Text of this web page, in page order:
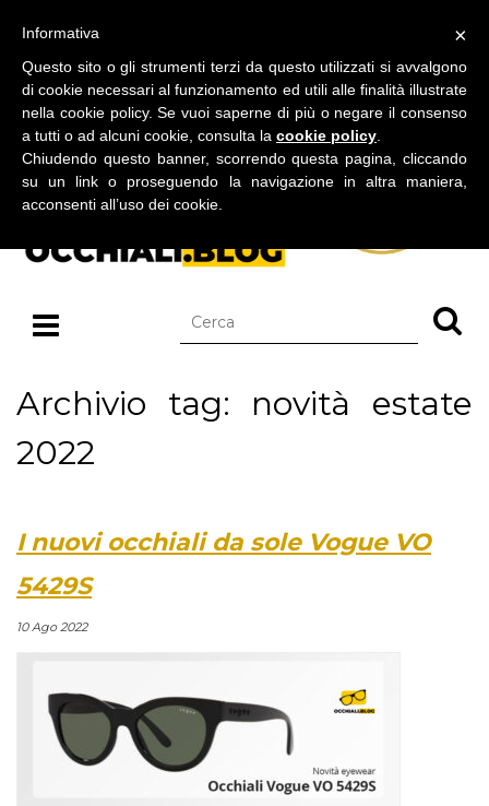
BLOG SU OCCHIALI DA SOLE E OCCHIALI DA VISTA
Archivio tag: novità estate
2022
I nuovi occhiali da sole Vogue VO
5429S
10 Ago 2022
×
Informativa
Questo sito o gli strumenti terzi da questo utilizzati si avvalgono
di cookie necessari al funzionamento ed utili alle finalità illustrate
nella cookie policy. Se vuoi saperne di più o negare il consenso
a tutti o ad alcuni cookie, consulta la cookie policy
Chiudendo questo banner, scorrendo questa pagina, cliccando
su un link o proseguendo la navigazione in altra maniera,
acconsenti all’uso dei cookie.